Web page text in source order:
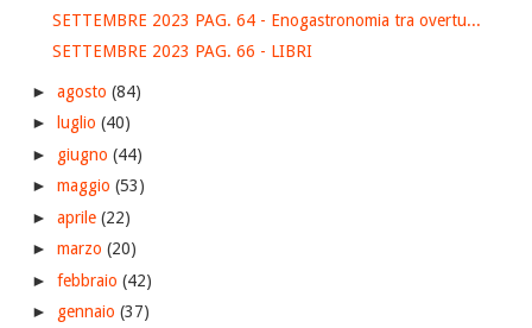
SETTEMBRE 2023 PAG. 64 - Enogastronomia tra overtu...
SETTEMBRE 2023 PAG. 66 - LIBRI
► agosto (84)
►
luglio (40)
► giugno (44)
► maggio (53)
► aprile (22)
► marzo (20)
► febbraio (42)
► gennaio (37)